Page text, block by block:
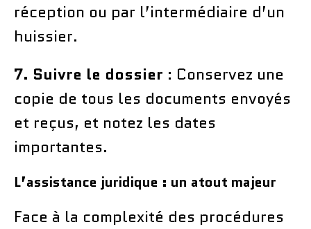
réception ou par l’intermédiaire d’un
huissier.
7. Suivre le dossier : Conservez une
copie de tous les documents envoyés
et reçus, et notez les dates
importantes.
L’assistance juridique : un atout majeur
Face à la complexité des procédures